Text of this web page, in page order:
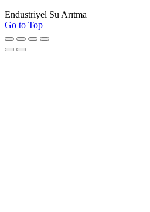
Endustriyel Su Arıtma
Go to Top